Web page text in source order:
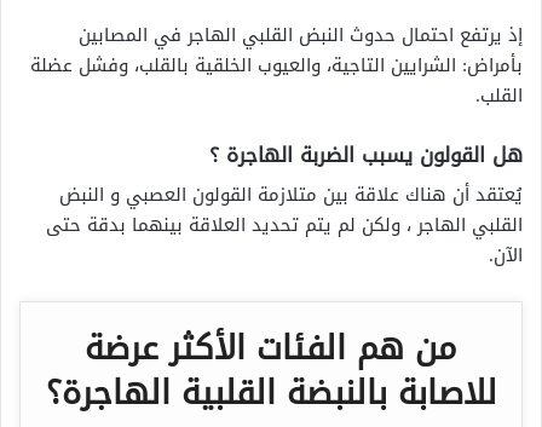
إذ يرتفع احتمال حدوث النبض القلبي الهاجر في المصابين
بأمراض: الشرايين التاجية، والعيوب الخلقية بالقلب، وفشل عضلة
القلب.
هل القولون يسبب الضربة الهاجرة ؟
يُعتقد أن هناك علاقة بين متلازمة القولون العصبي و النبض
القلبي الهاجر ، ولكن لم يتم تحديد العلاقة بينهما بدقة حتى
الآن.
من هم الفئات الأكثر عرضة
للاصابة بالنبضة القلبية الهاجرة؟